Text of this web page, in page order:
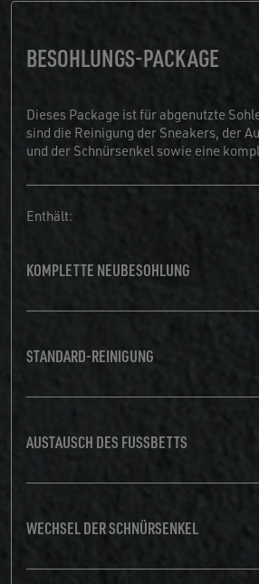
BESOHLUNGS-PACKAGE
Dieses Package ist für abgenutzte
sind die Reinigung der Sneakers, der
und der Schnürsenkel sowie eine
Enthält:
KOMPLETTE NEUBESOHLUNG
STANDARD-REINIGUNG
AUSTAUSCH DES FUSSBETTS
WECHSEL DER SCHNÜRSENKEL